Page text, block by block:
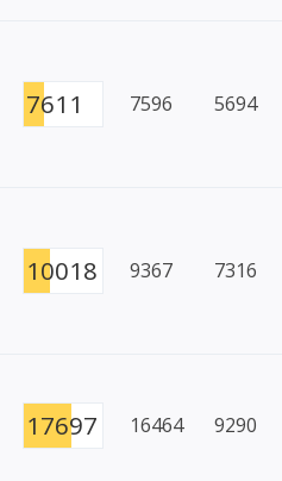
7611 7596 5694
10018 9367 7316
17697 16464 9290